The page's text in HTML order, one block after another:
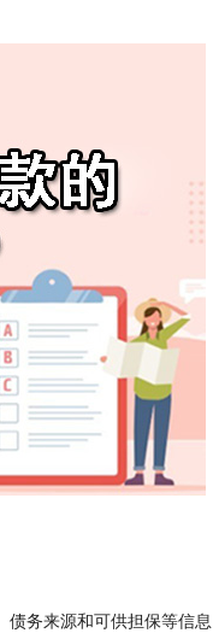
务来源和可供担保等信